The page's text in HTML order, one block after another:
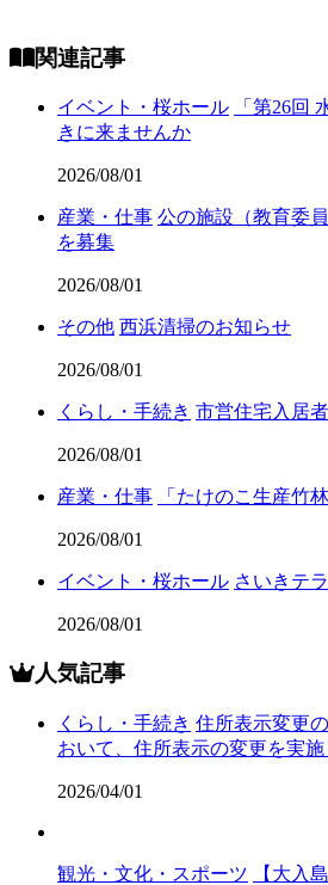
関連記事
イベント・桜ホール
「第26回
きに来ませんか
2026/08/01
産業・仕事 公の施設（教育委
を募集
2026/08/01
その他 西浜清掃のお知らせ
2026/08/01
くらし・手続き 市営住宅入居
2026/08/01
産業・仕事 「たけのこ生産竹
2026/08/01
イベント・桜ホール さいきテ
2026/08/01
人気記事
くらし・手続き 住所表示変更
おいて、住所表示の変更を実施
2026/04/01
観光・文化・スポーツ
【大入